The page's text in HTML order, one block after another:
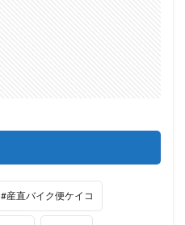
#産直バイク便ケイコ